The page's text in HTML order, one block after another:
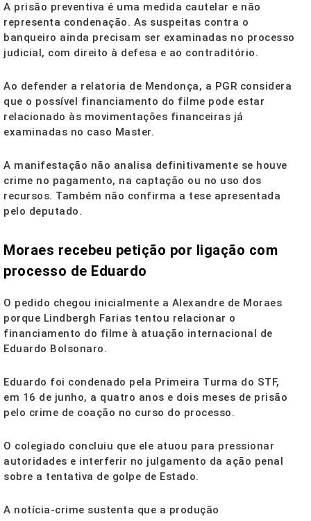
A prisão preventiva é uma medida cautelar e não
representa condenação. As suspeitas contra o
banqueiro ainda precisam ser examinadas no processo
judicial, com direito à defesa e ao contraditório.
Ao defender a relatoria de Mendonça, a PGR considera
que o possível financiamento do filme pode estar
relacionado às movimentações financeiras já
examinadas no caso Master.
A manifestação não analisa definitivamente se houve
crime no pagamento, na captação ou no uso dos
recursos. Também não confirma a tese apresentada
pelo deputado.
Moraes recebeu petição por ligação com
processo de Eduardo
O pedido chegou inicialmente a Alexandre de Moraes
porque Lindbergh Farias tentou relacionar o
financiamento do filme à atuação internacional de
Eduardo Bolsonaro.
Eduardo foi condenado pela Primeira Turma do STF,
em 16 de junho, a quatro anos e dois meses de prisão
pelo crime de coação no curso do processo.
O colegiado concluiu que ele atuou para pressionar
autoridades e interferir no julgamento da ação penal
sobre a tentativa de golpe de Estado.
A notícia-crime sustenta que a produção